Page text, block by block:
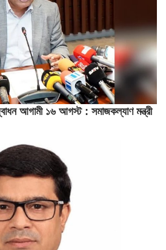
আগামী ১৬ আগস্ট : সমাজকল্যাণ মন্ত্রী